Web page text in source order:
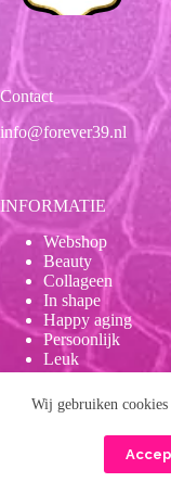
Wij gebruiken
Contact
info@forever39.nl
INFORMATIE
Webshop
Beauty
Collageen
In shape
Happy aging
Persoonlijk
Leuk
Wetenschappelijk